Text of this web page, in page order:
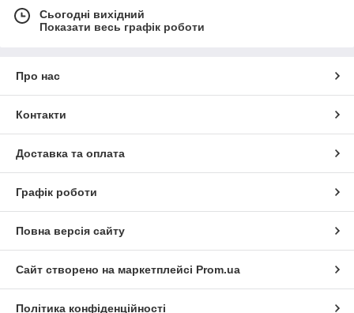
Сьогодні вихідний
Показати весь графік роботи
Про нас
Контакти
Доставка та оплата
Графік роботи
Повна версія сайту
Сайт створено на маркетплейсі Prom.ua
Політика конфіденційності